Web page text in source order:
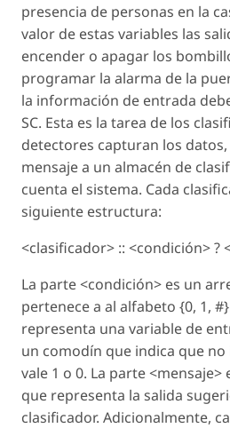
presencia de personas en la
valor de estas variables las
encender o apagar los
programar la alarma de la
la información de entrada
SC. Esta es la tarea de los
detectores capturan los
mensaje a un almacén de
cuenta el sistema. Cada
siguiente estructura:
<clasificador> :: <condición> ?
La parte <condición> es un
pertenece a al alfabeto {0, 1,
representa una variable de
un comodín que indica que
vale 1 o 0. La parte
que representa la salida
clasificador. Adicionalmente,